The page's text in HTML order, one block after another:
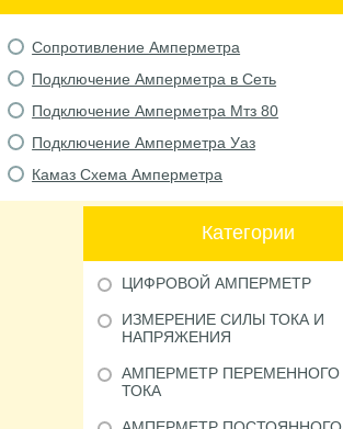
Сопротивление Амперметра
Подключение Амперметра в Сеть
Подключение Амперметра Мтз 80
Подключение Амперметра Уаз
Камаз Схема Амперметра
Категории
ЦИФРОВОЙ АМПЕРМЕТР
ИЗМЕРЕНИЕ СИЛЫ ТОКА И
НАПРЯЖЕНИЯ
АМПЕРМЕТР ПЕРЕМЕННОГО
ТОКА